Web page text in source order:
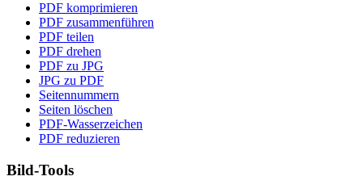
PDF komprimieren
PDF zusammenführen
PDF teilen
PDF drehen
PDF zu JPG
JPG zu PDF
Seitennummern
Seiten löschen
PDF-Wasserzeichen
PDF reduzieren
Bild-Tools